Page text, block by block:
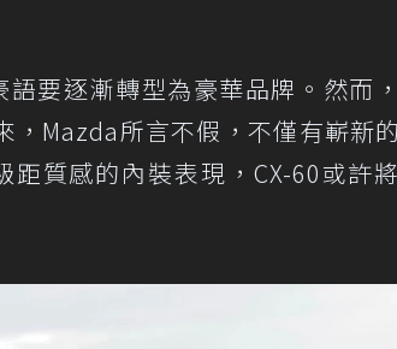
要逐漸轉型為豪華品牌。然而
，Mazda所言不假，不僅有嶄新
質感的內裝表現，CX-60或許